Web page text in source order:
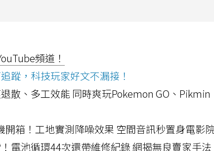
頻道！
蹤，科技玩家好文不漏接！
散、多工效能 同時爽玩Pokemon GO、Pikmin
開箱！工地實測降噪效果 空間音訊秒置身電影
電池循環44次還帶維修紀錄 網揭無良賣家手法